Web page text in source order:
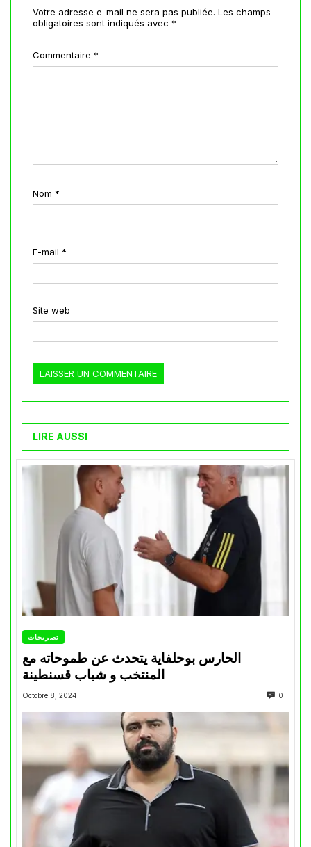
Votre adresse e-mail ne sera pas publiée. Les champs
obligatoires sont indiqués avec *
Commentaire *
Nom *
E-mail *
Site web
LIRE AUSSI
تصريحات
الحارس بوحلفاية يتحدث عن طموحاته مع
المنتخب و شباب قسنطينة
Octobre 8, 2024 0